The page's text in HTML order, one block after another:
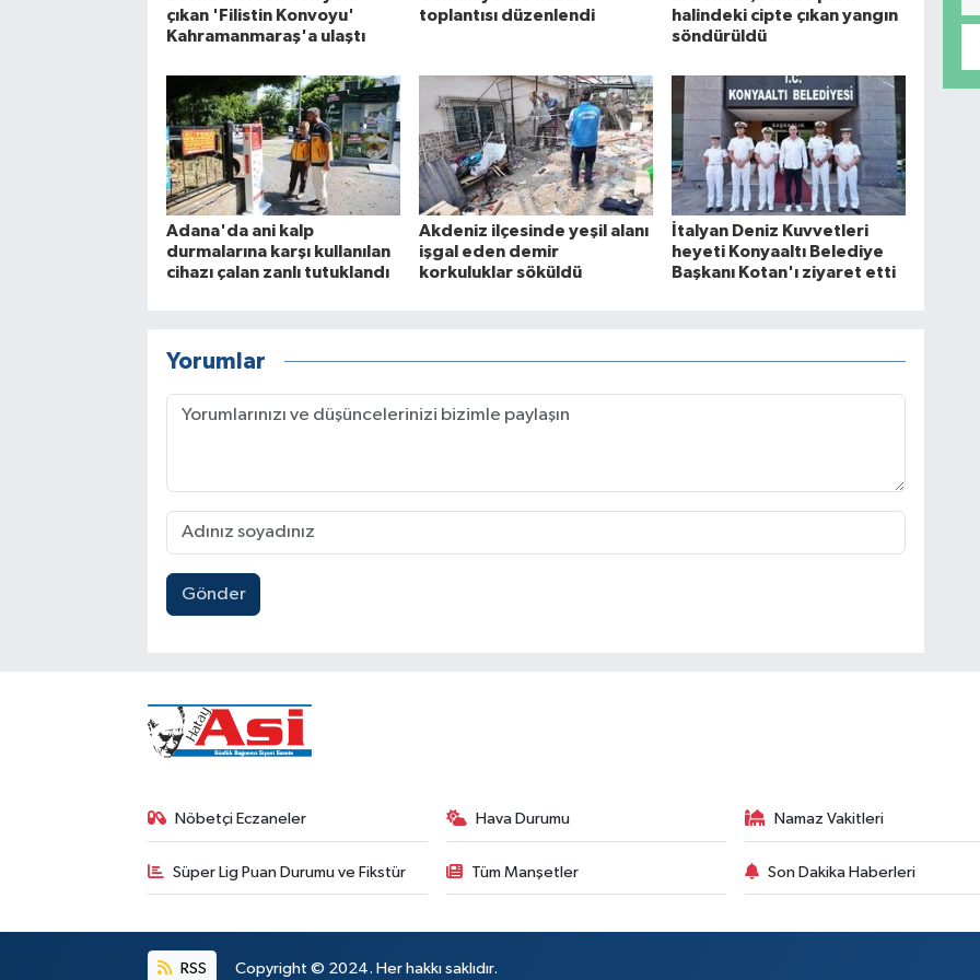
çıkan 'Filistin Konvoyu'
Kahramanmaraş'a ulaştı
toplantısı düzenlendi
halindeki cipte çıkan yangın
söndürüldü
Adana'da ani kalp
durmalarına karşı kullanılan
cihazı çalan zanlı tutuklandı
Akdeniz ilçesinde yeşil alanı
işgal eden demir
korkuluklar söküldü
İtalyan Deniz Kuvvetleri
heyeti Konyaaltı Belediye
Başkanı Kotan'ı ziyaret etti
Yorumlar
Gönder
Nöbetçi Eczaneler Hava Durumu Namaz Vakitleri
Süper Lig Puan Durumu ve Fikstür Tüm Manşetler Son Dakika Haberleri
RSS Copyright © 2024. Her hakkı saklıdır.